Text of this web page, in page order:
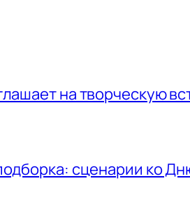
на творческую
сценарии ко